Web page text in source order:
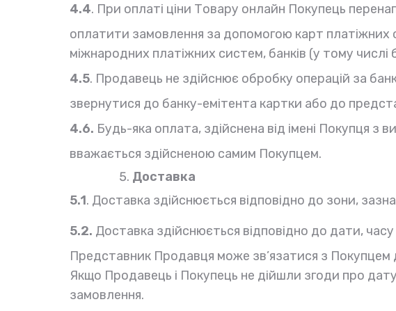
4.4. При оплаті ціни Товару онлайн Покупець
оплатити замовлення за допомогою карт
міжнародних платіжних систем, банків (у тому числі
4.5. Продавець не здійснює обробку операцій за
звернутися до банку-емітента картки або до
4.6. Будь-яка оплата, здійснена від імені Покупця
вважається здійсненою самим Покупцем.
Доставка
5.1. Доставка здійснюється відповідно до зони,
5.2. Доставка здійснюється відповідно до дати,
Представник Продавця може зв’язатися з
Якщо Продавець і Покупець не дійшли згоди про
замовлення.